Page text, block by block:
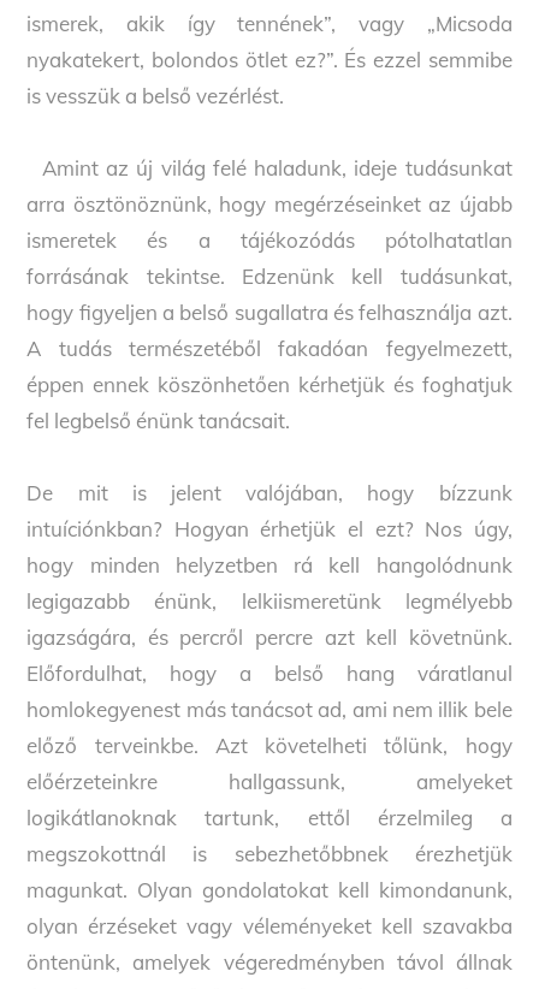
ismerek, akik így tennének”, vagy „Micsoda
nyakatekert, bolondos ötlet ez?”. És ezzel semmibe
is vesszük a belső vezérlést.
Amint az új világ felé haladunk, ideje tudásunkat
arra ösztönöznünk, hogy megérzéseinket az újabb
ismeretek és a tájékozódás pótolhatatlan
forrásának tekintse. Edzenünk kell tudásunkat,
hogy figyeljen a belső sugallatra és felhasználja azt.
A tudás természetéből fakadóan fegyelmezett,
éppen ennek köszönhetően kérhetjük és foghatjuk
fel legbelső énünk tanácsait.
De mit is jelent valójában, hogy bízzunk
intuíciónkban? Hogyan érhetjük el ezt? Nos úgy,
hogy minden helyzetben rá kell hangolódnunk
legigazabb énünk, lelkiismeretünk legmélyebb
igazságára, és percről percre azt kell követnünk.
Előfordulhat, hogy a belső hang váratlanul
homlokegyenest más tanácsot ad, ami nem illik bele
előző terveinkbe. Azt követelheti tőlünk, hogy
előérzeteinkre hallgassunk, amelyeket
logikátlanoknak tartunk, ettől érzelmileg a
megszokottnál is sebezhetőbbnek érezhetjük
magunkat. Olyan gondolatokat kell kimondanunk,
olyan érzéseket vagy véleményeket kell szavakba
öntenünk, amelyek végeredményben távol állnak